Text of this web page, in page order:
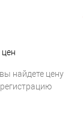
цен
найдете цену